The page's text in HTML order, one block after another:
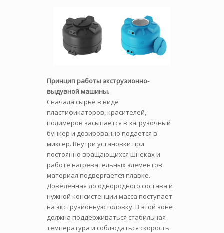
Принцип работы экструзионно-
выдувной машины.
Сначала сырье в виде
пластификаторов, красителей,
полимеров засыпается в загрузочный
бункер и дозированно подается в
миксер. Внутри установки при
постоянно вращающихся шнеках и
работе нагревательных элементов
материал подвергается плавке.
Доведенная до однородного состава и
нужной консистенции масса поступает
на экструзионную головку. В этой зоне
должна поддерживаться стабильная
температура и соблюдаться скорость